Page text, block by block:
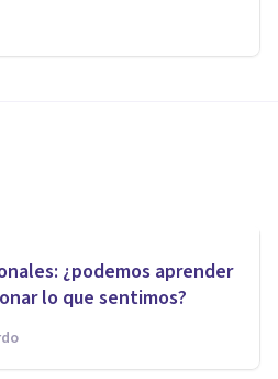
¿podemos aprender
lo que sentimos?